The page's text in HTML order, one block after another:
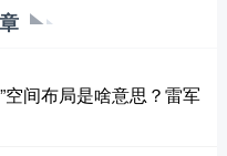
空间布局是啥意思？雷军